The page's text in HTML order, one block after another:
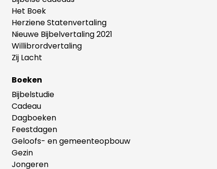
Het Boek
Herziene Statenvertaling
Nieuwe Bijbelvertaling 2021
Willibrordvertaling
Zij Lacht
Boeken
Bijbelstudie
Cadeau
Dagboeken
Feestdagen
Geloofs- en gemeenteopbouw
Gezin
Jongeren